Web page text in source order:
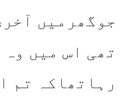
جوگھرمیں
تھی اس میں وہ
رہاتھاکہ تم